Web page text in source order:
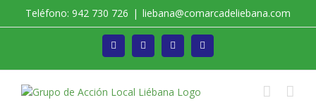
Teléfono: 942 730 726 | liebana@comarcadeliebana.com
Facebook Twitter Instagram